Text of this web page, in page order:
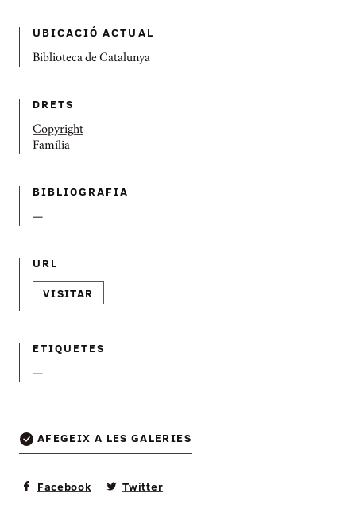
UBICACIÓ ACTUAL
Biblioteca de Catalunya
DRETS
Copyright
Família
BIBLIOGRAFIA
—
URL
VISITAR
ETIQUETES
—
AFEGEIX A LES GALERIES
Facebook Twitter